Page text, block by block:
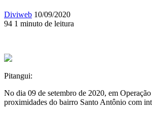
Diviweb Mande
um
10/09/2020
94 1 minuto de leitura
Pitangui:
No dia 09 de setembro de 2020, em
proximidades do bairro Santo Antônio com